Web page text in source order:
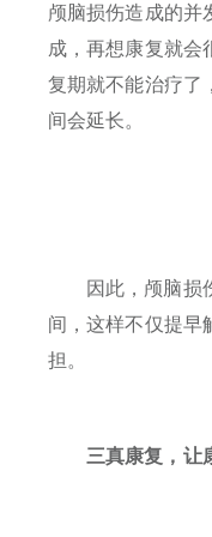
颅脑损伤造成的并
成，再想康复就会
复期就不能治疗了
间会延长。
因此，颅脑损
间，这样不仅提早
担。
三真康复，让